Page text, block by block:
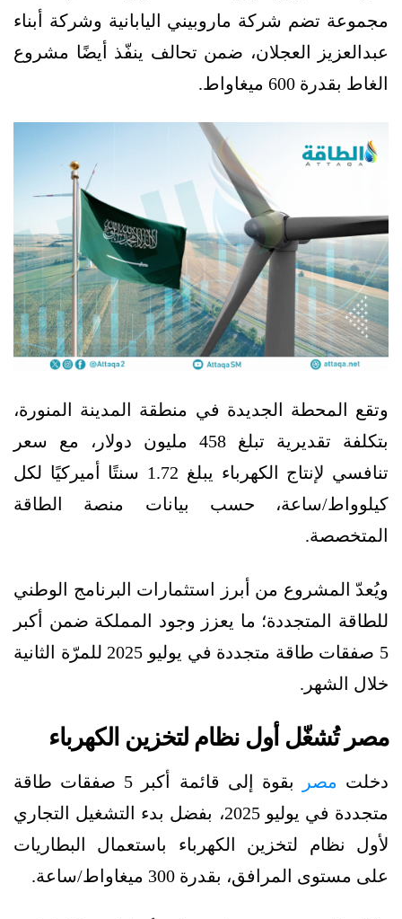
مجموعة تضم شركة ماروبيني اليابانية وشركة أبناء
عبدالعزيز العجلان، ضمن تحالف ينفّذ أيضًا مشروع
الغاط بقدرة 600 ميغاواط.
وتقع المحطة الجديدة في منطقة المدينة المنورة،
بتكلفة تقديرية تبلغ 458 مليون دولار، مع سعر
تنافسي لإنتاج الكهرباء يبلغ 1.72 سنتًا أميركيًا لكل
كيلوواط/ساعة، حسب بيانات منصة الطاقة
المتخصصة.
ويُعدّ المشروع من أبرز استثمارات البرنامج الوطني
للطاقة المتجددة؛ ما يعزز وجود المملكة ضمن أكبر
5 صفقات طاقة متجددة في يوليو 2025 للمرّة الثانية
خلال الشهر.
مصر تُشغّل أول نظام لتخزين الكهرباء
دخلت مصر
بقوة إلى قائمة أكبر 5 صفقات طاقة
متجددة في يوليو 2025، بفضل بدء التشغيل التجاري
لأول نظام لتخزين الكهرباء باستعمال البطاريات
على مستوى المرافق، بقدرة 300 ميغاواط/ساعة.